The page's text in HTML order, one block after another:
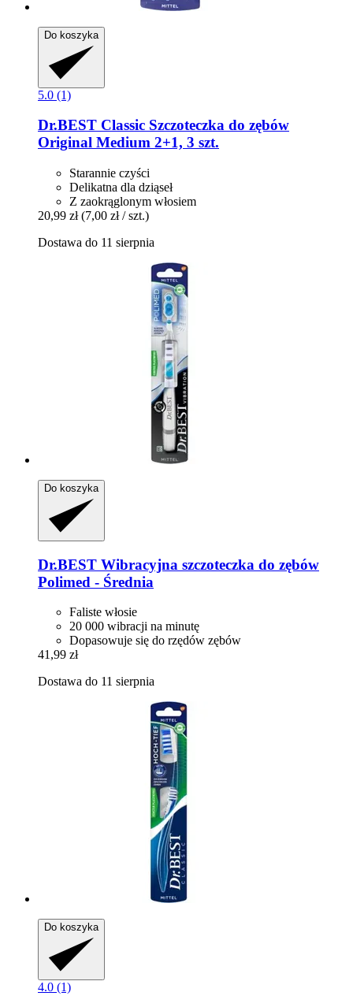
Do koszyka
5.0 (1)
Dr.BEST Classic Szczoteczka do zębów
Original Medium 2+1, 3 szt.
Starannie czyści
Delikatna dla dziąseł
Z zaokrąglonym włosiem
20,99 zł (7,00 zł / szt.)
Dostawa do 11 sierpnia
Do koszyka
Dr.BEST Wibracyjna szczoteczka do zębów
Polimed -​ Średnia
Faliste włosie
20 000 wibracji na minutę
Dopasowuje się do rzędów zębów
41,99 zł
Dostawa do 11 sierpnia
Do koszyka
4.0 (1)